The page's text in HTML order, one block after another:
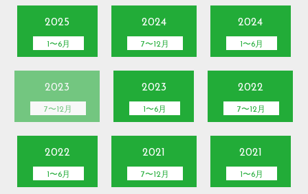
2025
1〜6月
2024
7〜12月
2024
1〜6月
2023
7〜12月
2023
1〜6月
2022
7〜12月
2022
1〜6月
2021
7〜12月
2021
1〜6月